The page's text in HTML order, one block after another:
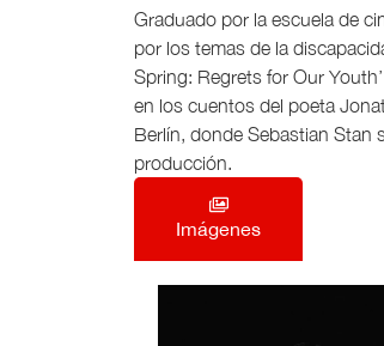
Graduado por la escuela de
por los temas de la
Spring: Regrets for Our
en los cuentos del poeta
Berlín, donde Sebastian Stan
producción.
Imágenes